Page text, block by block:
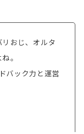
おじ、オルタ
。
バック力と運営